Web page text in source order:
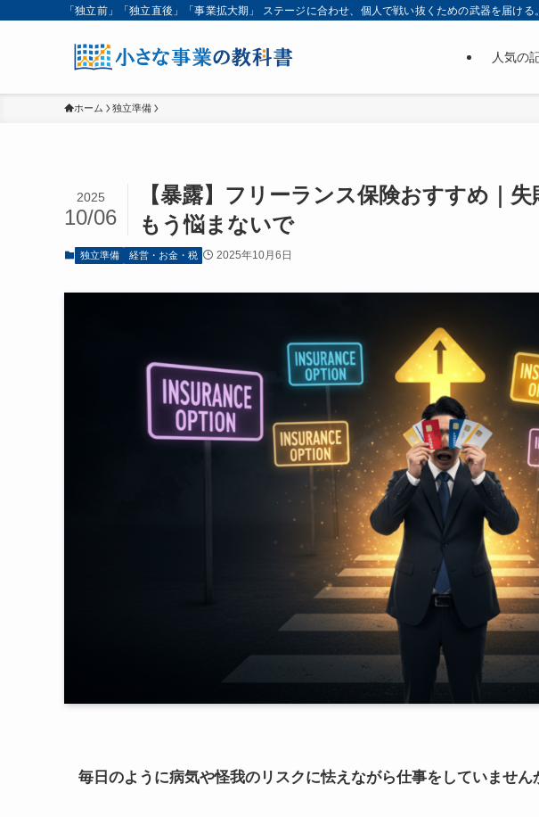
「独立前」「独立直後」「事業拡大期」 ステージに合わせ、個人で戦い抜くための武器を届ける。
人気の
ホーム 独立準備
【暴露】フリーランス保険おすすめ｜
もう悩まないで
2025
10/06
独立準備 経営・お金・税 2025年10月6日
毎日のように病気や怪我のリスクに怯えながら仕事をしていません